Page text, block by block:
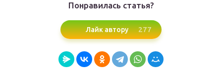
Понравилась статья?
Лайк автору 277